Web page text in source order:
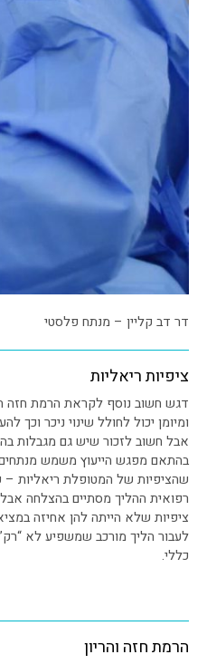
דר דב קליין – מנתח פלסטי
ציפיות ריאליות
דגש חשוב נוסף לקראת הרמת חזה
ומיומן יכול לחולל שינוי ניכר
אבל חשוב לזכור שיש גם מגבלות
בהתאם מפגש הייעוץ משמש מנתחים
שהציפיות של המטופלת ריאליות –
רפואית ההליך מסתיים בהצלחה
ציפיות שלא הייתה להן אחיזה
לעבור הליך מורכב שמשפיע לא
כללי.
הרמת חזה והריון